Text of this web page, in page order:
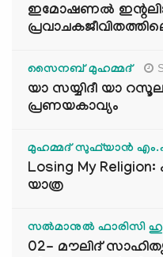
ഇമോഷണൽ
സൈനബ് മുഹമ്മദ്
യാ സയ്യിദീ യാ
പ്രണയകാവ്യം
മുഹമ്മദ് സുഫ്‌യാൻ
Losing My
യാത്ര
സൽമാനുൽ ഫാരിസി
02- മൗലിദ്